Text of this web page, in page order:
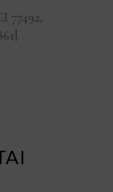
77492,